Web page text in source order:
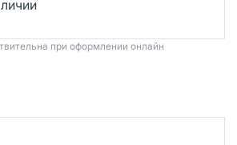
при оформлении онлайн